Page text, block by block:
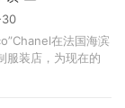
在法国海滨
服装店，为现在的